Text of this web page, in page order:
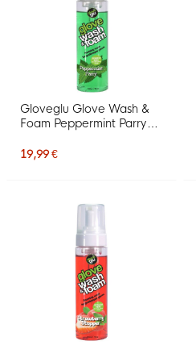
Gloveglu Glove Wash &
Foam Peppermint Parry
19,99 €